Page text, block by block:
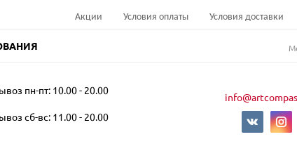
Акции Условия оплаты Условия доставки
пн-пт: 10.00 - 20.00
сб-вс: 11.00 - 20.00